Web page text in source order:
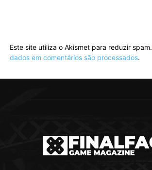
Este site utiliza o Akismet para reduzir spam.
dados em comentários são processados.